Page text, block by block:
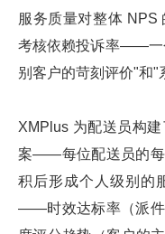
服务质量对整体 NPS
考核依赖投诉率——一
别客户的苛刻评价"和"
XMPlus 为配送员构
案——每位配送员的每
积后形成个人级别的
——时效达标率（派件